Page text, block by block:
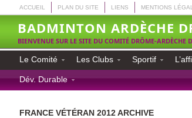
ACCUEIL PLAN DU SITE LIENS MENTIONS
BADMINTON ARDÈCHE
BIENVENUE SUR LE SITE DU COMITÉ DRÔME-ARDÈCHE
Le Comité Les Clubs Sportif
Dév. Durable
FRANCE VÉTÉRAN 2012 ARCHIVE